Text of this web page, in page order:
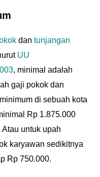
dan tunjangan
UU
, minimal adalah
gaji pokok dan
di sebuah kota
Rp 1.875.000
untuk upah
karyawan sedikitnya
Rp 750.000.